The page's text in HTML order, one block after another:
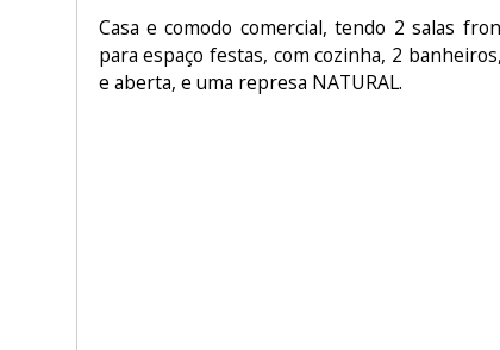
Casa e comodo comercial, tendo 2 salas
para espaço festas, com cozinha, 2
e aberta, e uma represa NATURAL.